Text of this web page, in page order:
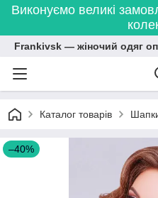
Виконуємо великі
Frankivsk — жіночий одяг
Каталог товарів
–40%